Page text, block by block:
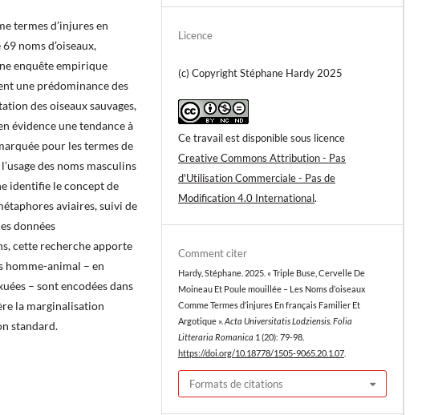
termes d’injures en
noms d’oiseaux,
enquête empirique
une prédominance des
des oiseaux sauvages,
évidence une tendance à
pour les termes de
des noms masculins
identifie le concept de
aviaires, suivi de
données
cette recherche apporte
homme-animal – en
– sont encodées dans
la marginalisation
standard.
Licence
(c) Copyright Stéphane Hardy 2025
Ce travail est disponible sous licence
Creative Commons Attribution - Pas
d'Utilisation Commerciale - Pas de
Modification 4.0 International.
Comment citer
Hardy, Stéphane. 2025. « Triple Buse, Cervelle De
Moineau Et Poule mouillée – Les Noms d’oiseaux
Comme Termes d’injures En français Familier Et
Argotique ». Acta Universitatis Lodziensis. Folia
Litteraria Romanica 1 (20): 79-98.
https://doi.org/10.18778/1505-9065.20.1.07
Formats de citations